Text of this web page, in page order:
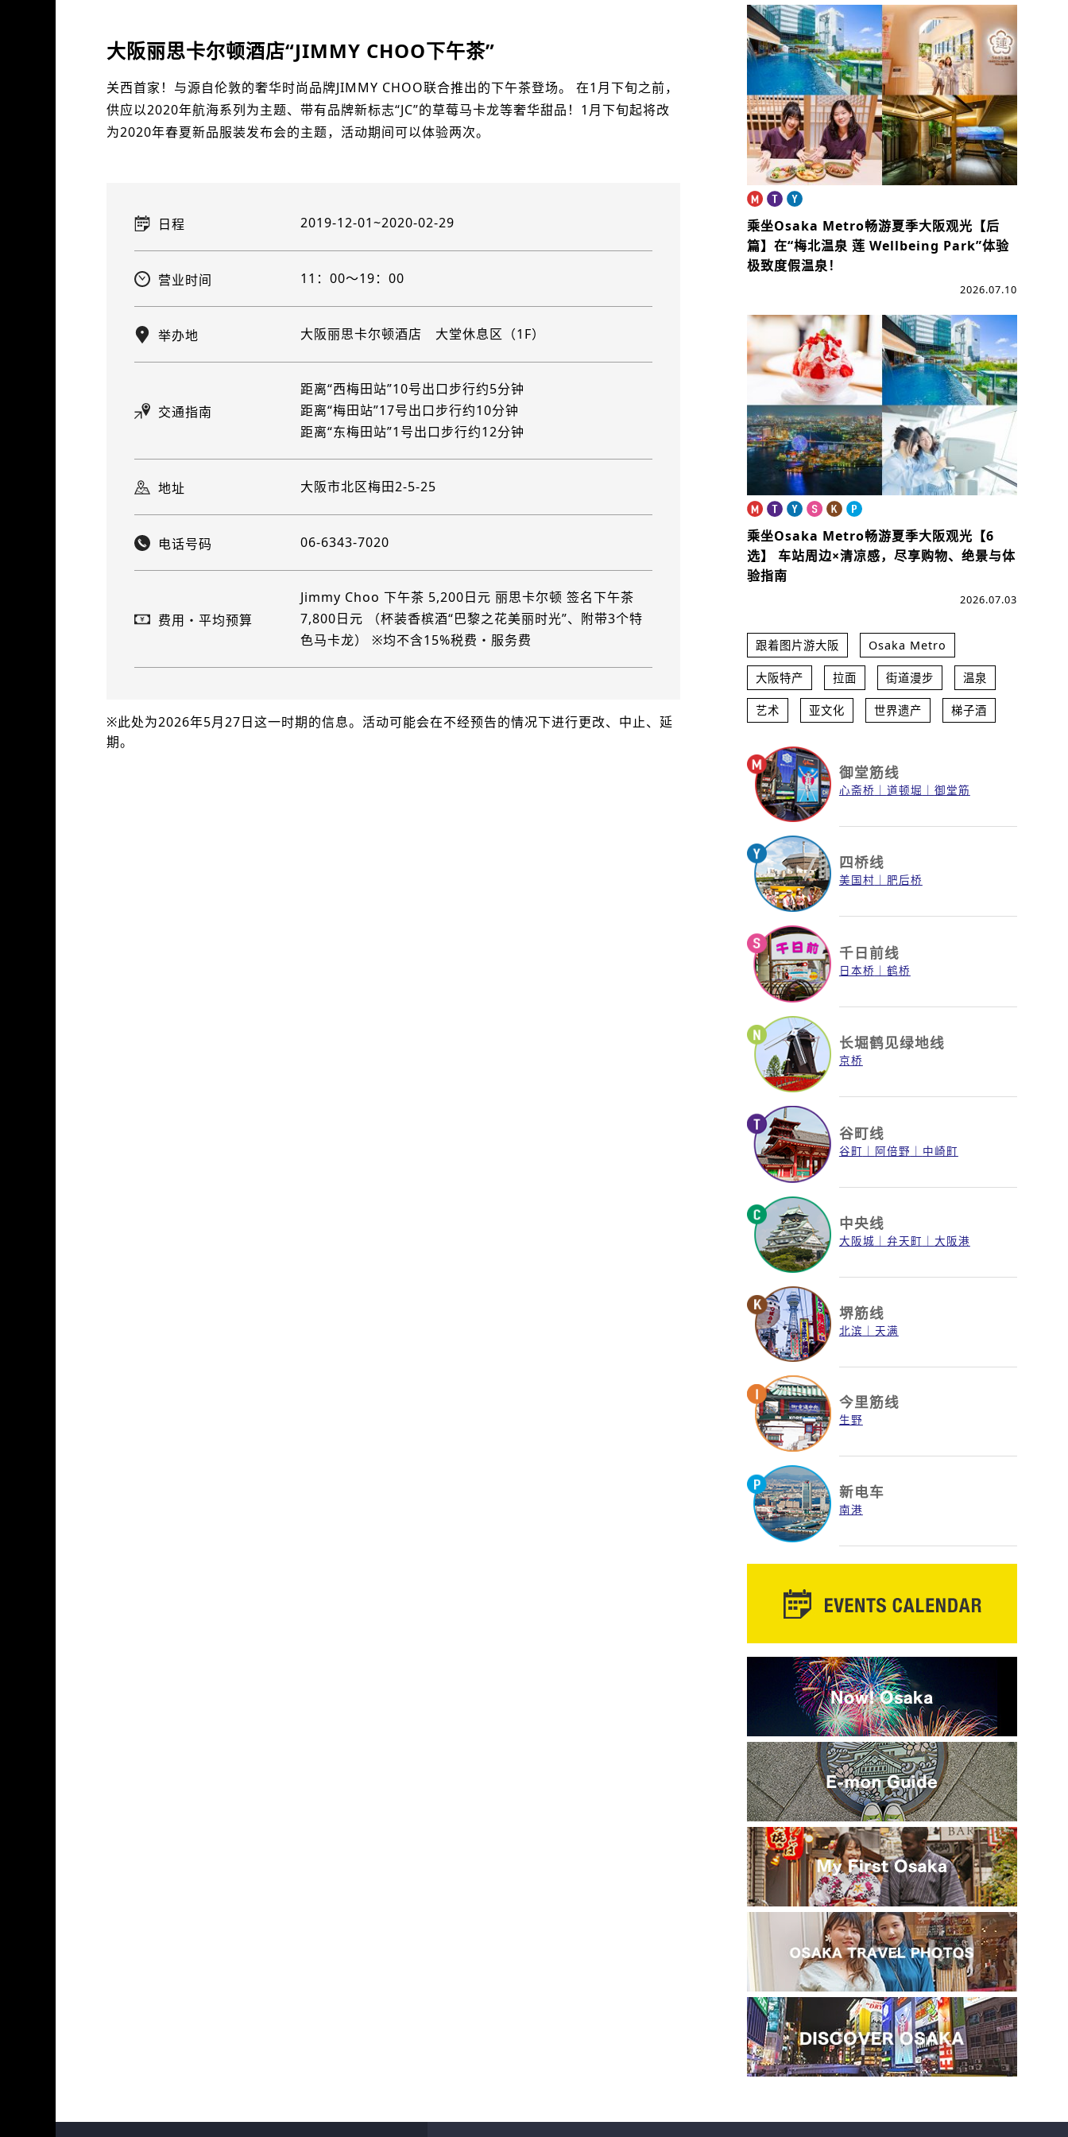
大阪丽思卡尔顿酒店“JIMMY CHOO下午茶”
关西首家！与源自伦敦的奢华时尚品牌JIMMY CHOO联合推出的下午茶登场。 在1月下旬之前，
供应以2020年航海系列为主题、带有品牌新标志“JC”的草莓马卡龙等奢华甜品！1月下旬起将改
为2020年春夏新品服装发布会的主题，活动期间可以体验两次。
日程 2019-12-01~2020-02-29
营业时间 11：00～19：00
举办地 大阪丽思卡尔顿酒店 大堂休息区（1F）
交通指南
距离“西梅田站”10号出口步行约5分钟
距离“梅田站”17号出口步行约10分钟
距离“东梅田站”1号出口步行约12分钟
地址 大阪市北区梅田2-5-25
电话号码 06-6343-7020
费用・平均预算
Jimmy Choo 下午茶 5,200日元 丽思卡尔顿 签名下午茶
7,800日元 （杯装香槟酒“巴黎之花美丽时光”、附带3个特
色马卡龙） ※均不含15%税费・服务费
※此处为2026年5月27日这一时期的信息。活动可能会在不经预告的情况下进行更改、中止、延
期。
乘坐Osaka Metro畅游夏季大阪观光【后
篇】在“梅北温泉 莲 Wellbeing Park”体验
极致度假温泉！
2026.07.10
乘坐Osaka Metro畅游夏季大阪观光【6
选】
车站周边×清凉感，尽享购物、绝景与体
验指南
2026.07.03
跟着图片游大阪 Osaka Metro
大阪特产 拉面 街道漫步 温泉
艺术 亚文化 世界遗产 梯子酒
御堂筋线
心斋桥 道顿堀 御堂筋
四桥线
美国村 肥后桥
千日前线
日本桥 鹤桥
长堀鹤见绿地线
京桥
谷町线
谷町 阿倍野 中崎町
中央线
大阪城 弁天町 大阪港
堺筋线
北滨 天满
今里筋线
生野
新电车
南港